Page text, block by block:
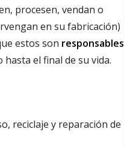
procesen, vendan o
en su fabricación)
estos son responsables
hasta el final de su vida.
reciclaje y reparación de